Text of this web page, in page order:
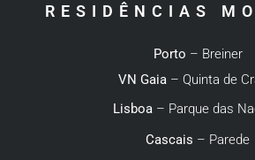
RESIDÊNCIAS
Porto – Breiner
VN Gaia– Quinta de
Lisboa – Parque das
Cascais – Parede